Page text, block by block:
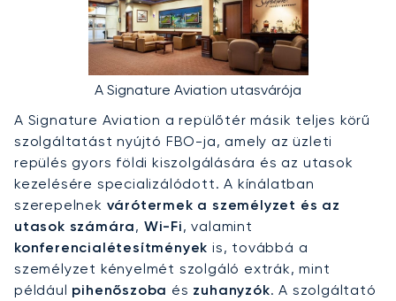
A Signature Aviation utasvárója
A Signature Aviation a repülőtér másik teljes körű
szolgáltatást nyújtó FBO-ja, amely az üzleti
repülés gyors földi kiszolgálására és az utasok
kezelésére specializálódott. A kínálatban
szerepelnek várótermek a személyzet és az
utasok számára, Wi-Fi, valamint
konferencialétesítmények is, továbbá a
személyzet kényelmét szolgáló extrák, mint
például pihenőszoba és zuhanyzók. A szolgáltató